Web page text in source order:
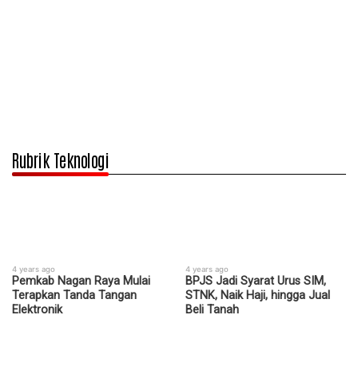
Rubrik Teknologi
4 years ago
Pemkab Nagan Raya Mulai
Terapkan Tanda Tangan
Elektronik
4 years ago
BPJS Jadi Syarat Urus SIM,
STNK, Naik Haji, hingga Jual
Beli Tanah